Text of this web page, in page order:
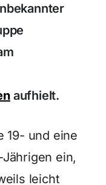
aufhielt.
19- und eine
ein,
leicht